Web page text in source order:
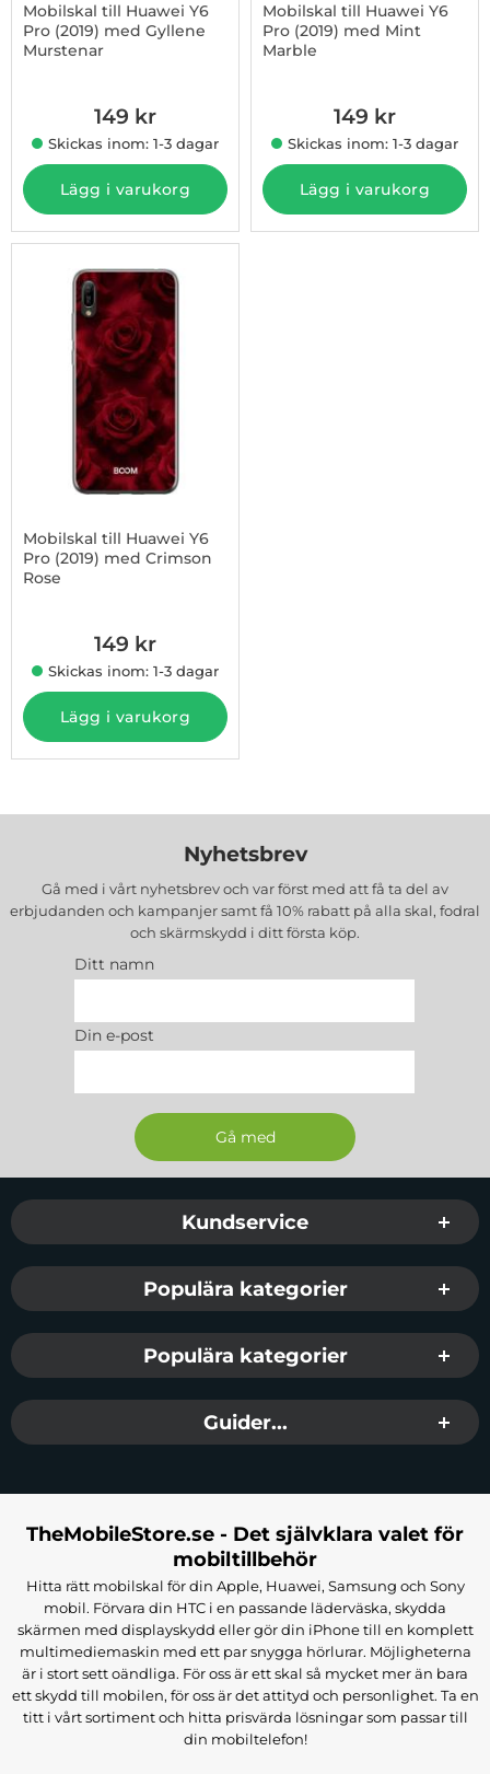
Mobilskal till Huawei Y6
Pro (2019) med Gyllene
Murstenar
149 kr
Skickas inom: 1-3 dagar
Lägg i varukorg
Mobilskal till Huawei Y6
Pro (2019) med Mint
Marble
149 kr
Skickas inom: 1-3 dagar
Lägg i varukorg
Mobilskal till Huawei Y6
Pro (2019) med Crimson
Rose
149 kr
Skickas inom: 1-3 dagar
Lägg i varukorg
Nyhetsbrev
Gå med i vårt nyhetsbrev och var först med att få ta del av
erbjudanden och kampanjer samt få 10% rabatt på alla skal, fodral
och skärmskydd i ditt första köp.
Ditt namn
Din e-post
Sidfot Blandad info och länkar
Kundservice
Populära kategorier
Populära kategorier
Guider...
TheMobileStore.se - Det självklara valet för
mobiltillbehör
Hitta rätt mobilskal för din Apple, Huawei, Samsung och Sony
mobil. Förvara din HTC i en passande läderväska, skydda
skärmen med displayskydd eller gör din iPhone till en komplett
multimediemaskin med ett par snygga hörlurar. Möjligheterna
är i stort sett oändliga. För oss är ett skal så mycket mer än bara
ett skydd till mobilen, för oss är det attityd och personlighet. Ta en
titt i vårt sortiment och hitta prisvärda lösningar som passar till
din mobiltelefon!